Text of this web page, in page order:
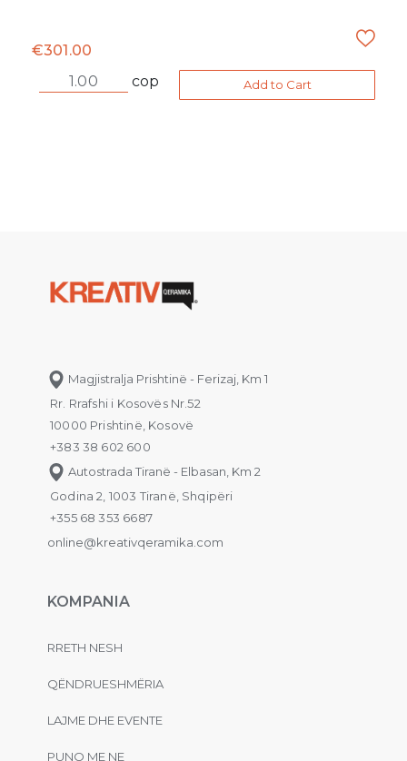
€301.00
cop
Add to Cart
Magjistralja Prishtinë - Ferizaj, Km 1
Rr. Rrafshi i Kosovës Nr.52
10000 Prishtinë, Kosovë
+383 38 602 600
Autostrada Tiranë - Elbasan, Km 2
Godina 2, 1003 Tiranë, Shqipëri
+355 68 353 6687
online@kreativqeramika.com
KOMPANIA
RRETH NESH
QËNDRUESHMËRIA
LAJME DHE EVENTE
PUNO ME NE